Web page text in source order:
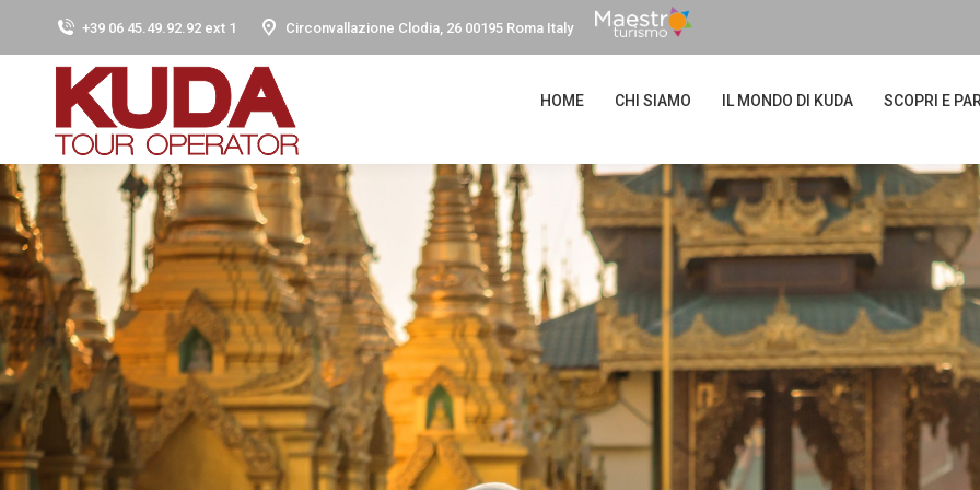
+39 06 45.49.92.92 ext 1 Circonvallazione Clodia, 26 00195 Roma Italy
HOME CHI SIAMO IL MONDO DI KUDA SCOPRI E